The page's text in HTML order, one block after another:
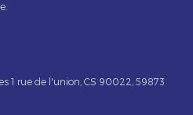
1 rue de l'union, CS 90022, 59873